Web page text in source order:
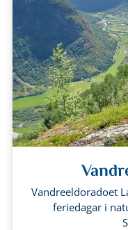
Vandreeldoradoet
feriedagar i